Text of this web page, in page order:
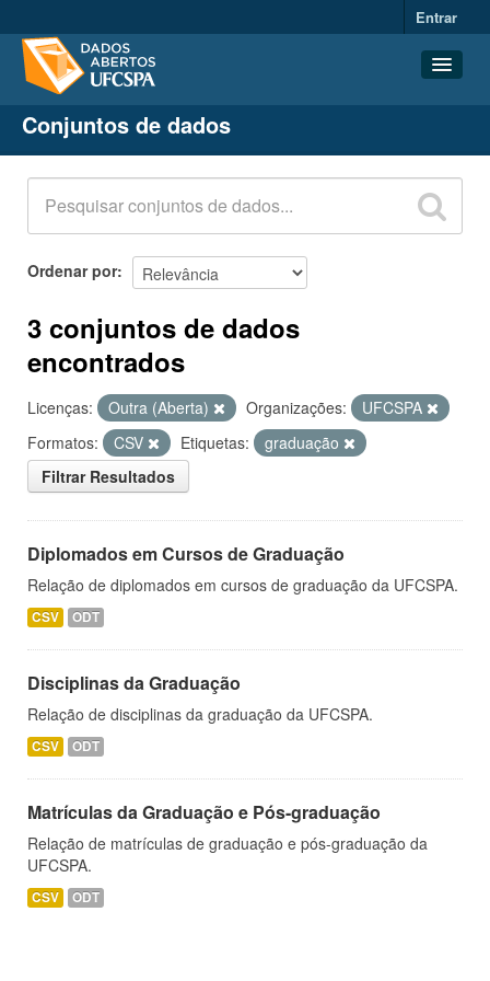
Entrar
Conjuntos de dados
Organizações
Grupos
Sobre
Conjuntos de dados
Ordenar por
3 conjuntos de dados
encontrados
Licenças: Outra (Aberta) Organizações:
UFCSPA
Formatos:
CSV Etiquetas:
graduação
Filtrar Resultados
Diplomados em Cursos de Graduação
Relação de diplomados em cursos de graduação da UFCSPA.
CSV ODT
Disciplinas da Graduação
Relação de disciplinas da graduação da UFCSPA.
CSV ODT
Matrículas da Graduação e Pós-graduação
Relação de matrículas de graduação e pós-graduação da
UFCSPA.
CSV ODT